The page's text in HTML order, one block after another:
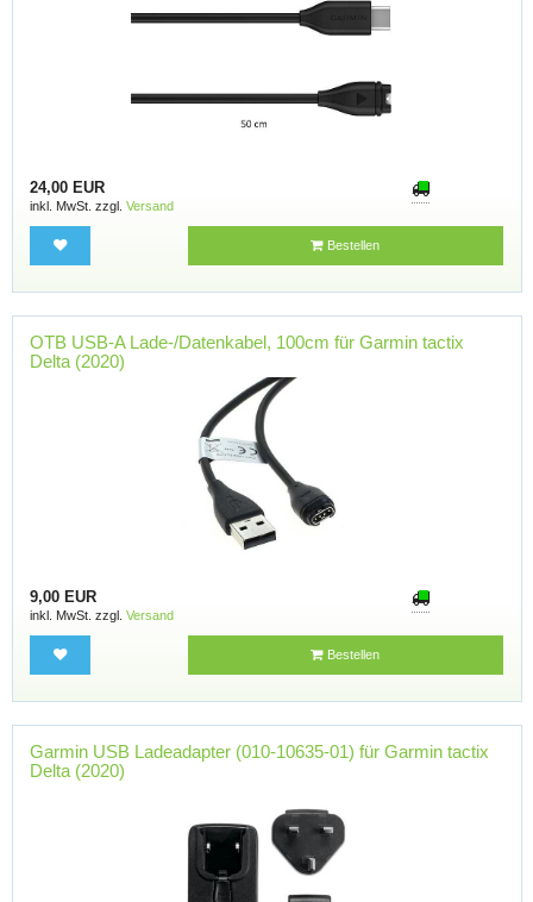
24,00 EUR
inkl. MwSt. zzgl. Versand
Bestellen
OTB USB-A Lade-/Datenkabel, 100cm für Garmin tactix
Delta (2020)
9,00 EUR
inkl. MwSt. zzgl. Versand
Bestellen
Garmin USB Ladeadapter (010-10635-01) für Garmin tactix
Delta (2020)